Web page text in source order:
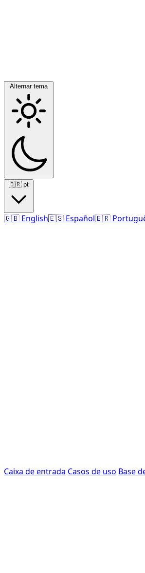
Alternar tema
🇧🇷 pt
🇬🇧 English🇪🇸 Español🇧🇷
Caixa de entrada Casos de uso Base